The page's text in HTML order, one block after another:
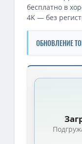
бесплатно в
4K — без
ОБНОВЛЕНИЕ
Скачать
1080p —
1080p —